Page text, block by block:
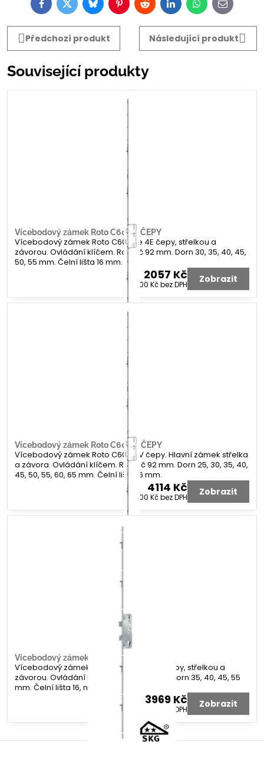
FacebookTwitterBlueskyPinterestRedditLinkedInWhatsApp
E-
mail
Předchozí produkt
Následující produkt
Související produkty
Vícebodový zámek Roto C600 E ČEPY
Vícebodový zámek Roto C600 se 4E čepy, střelkou a
závorou. Ovládání klíčem. Rozteč 92 mm. Dorn 30, 35, 40, 45,
50, 55 mm. Čelní lišta 16 mm.
2057 Kč
1700 Kčbez DPH Zobrazit
Vícebodový zámek Roto C600 V ČEPY
Vícebodový zámek Roto C600 4V čepy. Hlavní zámek střelka
a závora. Ovládání klíčem. Rozteč 92 mm. Dorn 25, 30, 35, 40,
45, 50, 55, 60, 65 mm. Čelní lišta 16 mm.
4114 Kč
3400 Kčbez DPH Zobrazit
Vícebodový zámek KFV AS 4100 IS ČEPY
Vícebodový zámek KFV AS 4100 se 4 IS čepy, střelkou a
závorou. Ovládání klikou. Rozteč 92 mm. Dorn 35, 40, 45, 55
mm. Čelní lišta 16, nebo 20 mm.
3969 Kč
bez DPH Zobrazit